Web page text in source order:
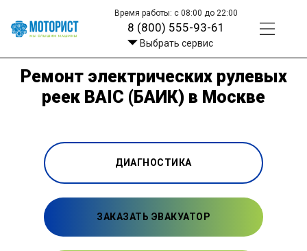
Время работы: с 08:00 до 22:00
8 (800) 555-93-61
Выбрать сервис
Ремонт электрических рулевых
реек BAIC (БАИК) в Москве
ДИАГНОСТИКА
ЗАКАЗАТЬ ЭВАКУАТОР